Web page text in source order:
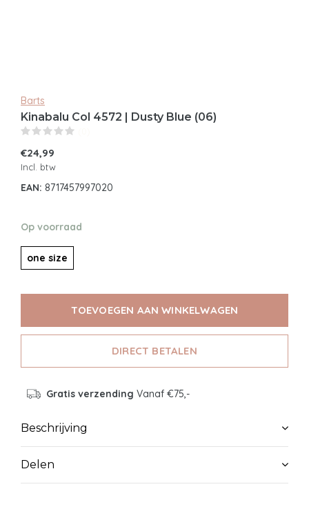
Barts
Kinabalu Col 4572 | Dusty Blue (06)
€24,99
Incl. btw
EAN: 8717457997020
Op voorraad
one size
TOEVOEGEN AAN WINKELWAGEN
DIRECT BETALEN
Gratis verzending Vanaf €75,-
Beschrijving
Delen